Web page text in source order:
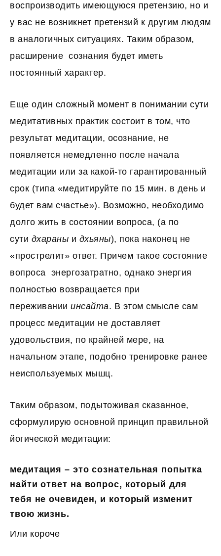
воспроизводить имеющуюся претензию, но и
у вас не возникнет претензий к другим людям
в аналогичных ситуациях. Таким образом,
расширение сознания будет иметь
постоянный характер.
Еще один сложный момент в понимании сути
медитативных практик состоит в том, что
результат медитации, осознание, не
появляется немедленно после начала
медитации или за какой-то гарантированный
срок (типа «медитируйте по 15 мин. в день и
будет вам счастье»). Возможно, необходимо
долго жить в состоянии вопроса, (а по
сути дхараны и дхьяны), пока наконец не
«прострелит» ответ. Причем такое состояние
вопроса энергозатратно, однако энергия
полностью возвращается при
переживании инсайта. В этом смысле сам
процесс медитации не доставляет
удовольствия, по крайней мере, на
начальном этапе, подобно тренировке ранее
неиспользуемых мышц.
Таким образом, подытоживая сказанное,
сформулирую основной принцип правильной
йогической медитации:
медитация– это сознательная попытка
найти ответ на вопрос, который для
тебя не очевиден, и который изменит
твою жизнь.
Или короче